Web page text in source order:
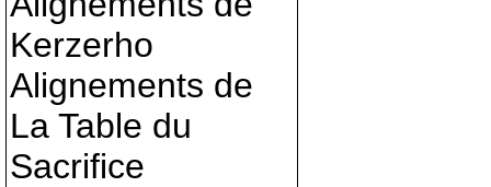
Kerzerho
Alignements de
La Table du
Sacrifice